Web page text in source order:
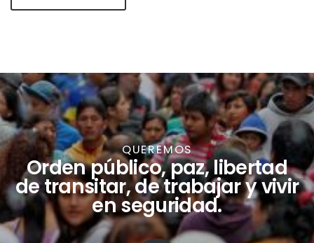
QUEREMOS
Orden público, paz, libertad
de transitar, de trabajar y vivir
en seguridad.